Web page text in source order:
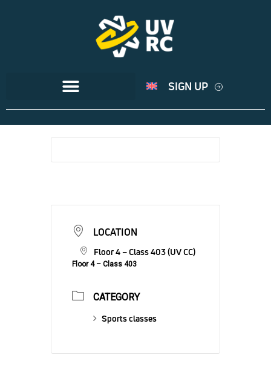
SIGN UP
LOCATION
Floor 4 – Class 403 (UV CC)
Floor 4 – Class 403
CATEGORY
Sports classes